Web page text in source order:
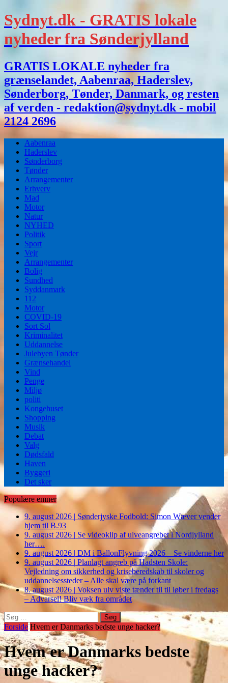
Sydnyt.dk - GRATIS lokale
nyheder fra Sønderjylland
GRATIS LOKALE nyheder fra
grænselandet, Aabenraa, Haderslev,
Sønderborg, Tønder, Danmark, og resten
af verden - redaktion@sydnyt.dk - mobil
2124 2696
Aabenraa
Haderslev
Sønderborg
Tønder
Arrangementer
Erhverv
Mad
Motor
Natur
NYHED
Politik
Sport
Vejr
Arrangementer
Bolig
Sundhed
Syddanmark
112
Motor
COVID-19
Sort Sol
Kriminalitet
Uddannelse
Julebyen Tønder
Grænsehandel
Vind
Penge
Miljø
politi
Kongehuset
Shopping
Musik
Debat
Valg
Dødsfald
Haven
Byggeri
Det sker
Populære emner
9. august 2026 | Sønderjyske Fodbold: Simon Wæver vender
hjem til B.93
9. august 2026 | Se videoklip af ulveangrebet i Nordjylland
her….
9. august 2026 | DM i BallonFlyvning 2026 – Se vinderne her
9. august 2026 | Planlagt angreb på Hadsten Skole:
Vejledning om sikkerhed og kriseberedskab til skoler og
uddannelsessteder – Alle skal være på forkant
8. august 2026 | Voksen ulv viste tænder til til løber i fredags
– Advarsel! Bliv væk fra området
Søg
efter:
Forside Hvem er Danmarks bedste unge hacker?
Hvem er Danmarks bedste
unge hacker?